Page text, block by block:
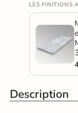
LES FINITIONS
Description